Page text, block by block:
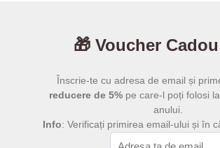
🎁 Voucher
Înscrie-te cu adresa de email și
reducere de 5% pe care-l poți folosi
anului.
Info: Verificați primirea email-ului și în